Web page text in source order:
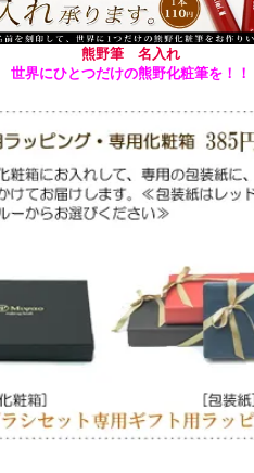
熊野筆 名入れ
世界にひとつだけの熊野化粧筆を！！